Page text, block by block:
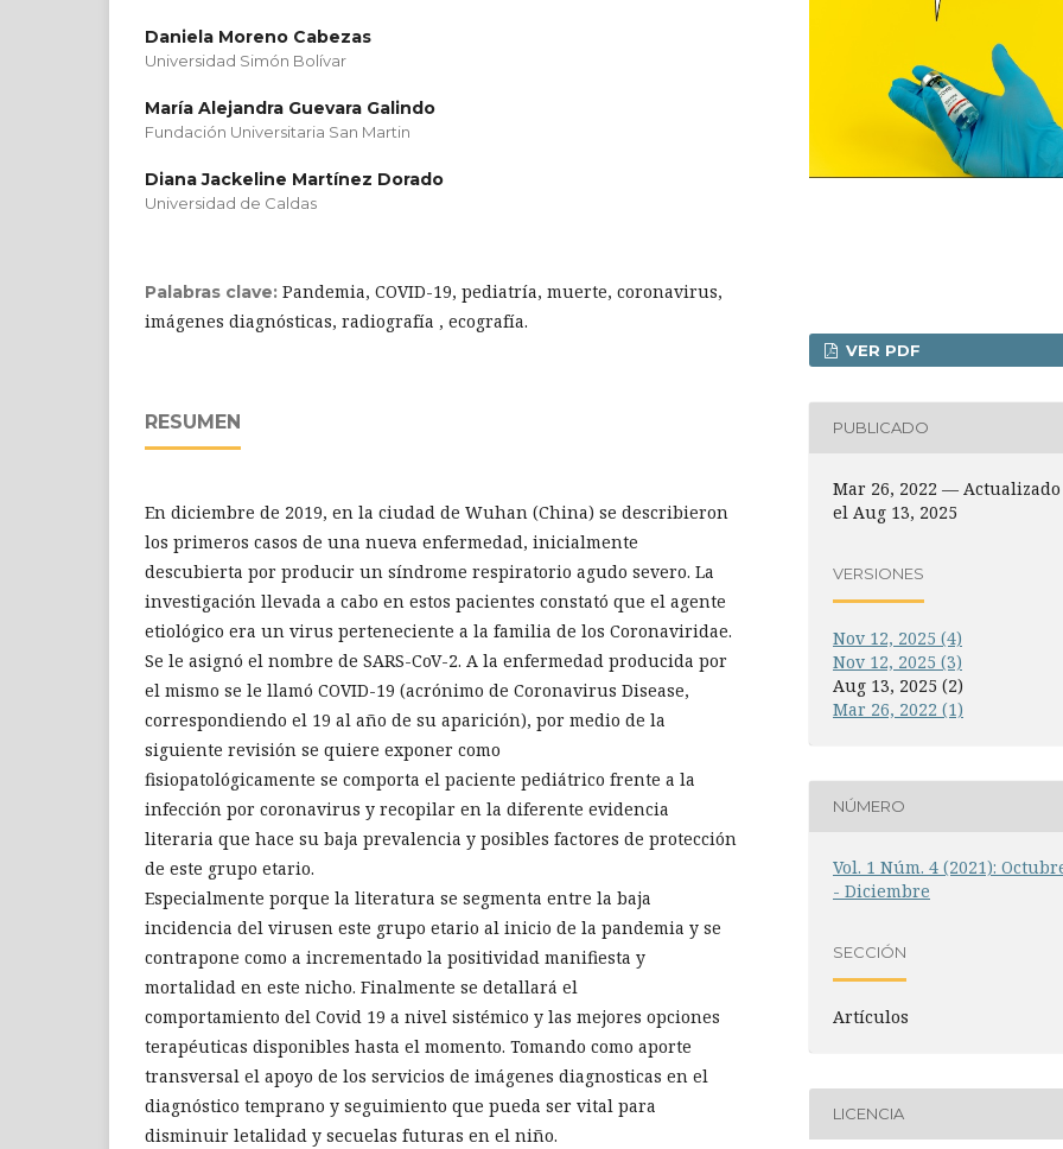
Daniela Moreno Cabezas
Universidad Simón Bolívar
María Alejandra Guevara Galindo
Fundación Universitaria San Martin
Diana Jackeline Martínez Dorado
Universidad de Caldas
Palabras clave: Pandemia, COVID-19, pediatría, muerte, coronavirus,
imágenes diagnósticas, radiografía , ecografía.
RESUMEN
En diciembre de 2019, en la ciudad de Wuhan (China) se describieron
los primeros casos de una nueva enfermedad, inicialmente
descubierta por producir un síndrome respiratorio agudo severo. La
investigación llevada a cabo en estos pacientes constató que el agente
etiológico era un virus perteneciente a la familia de los Coronaviridae.
Se le asignó el nombre de SARS-CoV-2. A la enfermedad producida por
el mismo se le llamó COVID-19 (acrónimo de Coronavirus Disease,
correspondiendo el 19 al año de su aparición), por medio de la
siguiente revisión se quiere exponer como
fisiopatológicamente se comporta el paciente pediátrico frente a la
infección por coronavirus y recopilar en la diferente evidencia
literaria que hace su baja prevalencia y posibles factores de protección
de este grupo etario.
Especialmente porque la literatura se segmenta entre la baja
incidencia del virusen este grupo etario al inicio de la pandemia y se
contrapone como a incrementado la positividad manifiesta y
mortalidad en este nicho. Finalmente se detallará el
comportamiento del Covid 19 a nivel sistémico y las mejores opciones
terapéuticas disponibles hasta el momento. Tomando como aporte
transversal el apoyo de los servicios de imágenes diagnosticas en el
diagnóstico temprano y seguimiento que pueda ser vital para
disminuir letalidad y secuelas futuras en el niño.
VER PDF
PUBLICADO
Mar 26, 2022 — Actualizado
el Aug 13, 2025
VERSIONES
Nov 12, 2025 (4)
Nov 12, 2025 (3)
Aug 13, 2025 (2)
Mar 26, 2022 (1)
NÚMERO
Vol. 1 Núm. 4 (2021):
- Diciembre
SECCIÓN
Artículos
LICENCIA